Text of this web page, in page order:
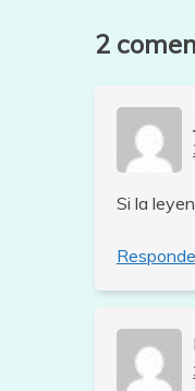
2
Si la